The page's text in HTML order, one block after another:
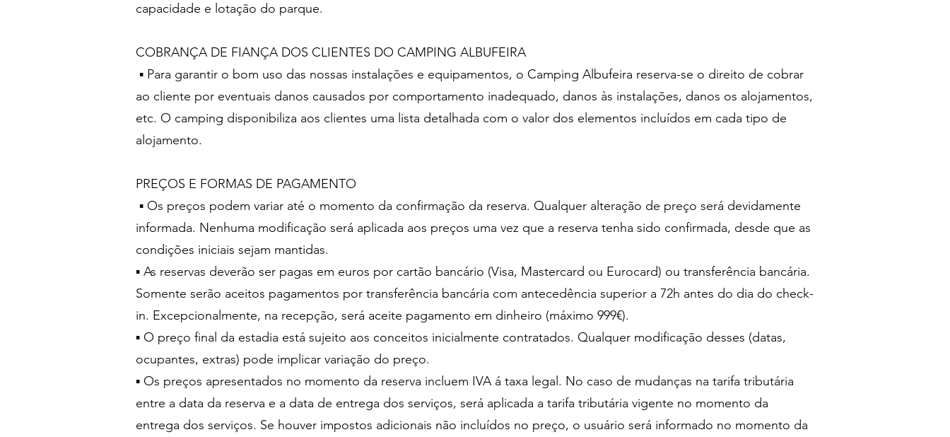
capacidade e lotação do parque.
COBRANÇA DE FIANÇA DOS CLIENTES DO CAMPING ALBUFEIRA
▪ Para garantir o bom uso das nossas instalações e equipamentos, o Camping Albufeira reserva-se o direito de cobrar
ao cliente por eventuais danos causados por comportamento inadequado, danos às instalações, danos os alojamentos,
etc. O camping disponibiliza aos clientes uma lista detalhada com o valor dos elementos incluídos em cada tipo de
alojamento.
PREÇOS E FORMAS DE PAGAMENTO
▪ Os preços podem variar até o momento da confirmação da reserva. Qualquer alteração de preço será devidamente
informada. Nenhuma modificação será aplicada aos preços uma vez que a reserva tenha sido confirmada, desde que as
condições iniciais sejam mantidas.
▪ As reservas deverão ser pagas em euros por cartão bancário (Visa, Mastercard ou Eurocard) ou transferência bancária.
Somente serão aceitos pagamentos por transferência bancária com antecedência superior a 72h antes do dia do check-
in. Excepcionalmente, na recepção, será aceite pagamento em dinheiro (máximo 999€).
▪ O preço final da estadia está sujeito aos conceitos inicialmente contratados. Qualquer modificação desses (datas,
ocupantes, extras) pode implicar variação do preço.
▪ Os preços apresentados no momento da reserva incluem IVA á taxa legal. No caso de mudanças na tarifa tributária
entre a data da reserva e a data de entrega dos serviços, será aplicada a tarifa tributária vigente no momento da
entrega dos serviços. Se houver impostos adicionais não incluídos no preço, o usuário será informado no momento da